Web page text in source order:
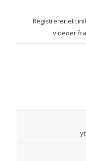
Registrerer et
videoer